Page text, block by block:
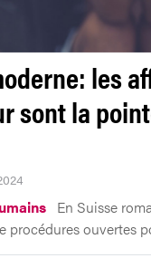
les
sont la
En Suisse
procédures ouvertes